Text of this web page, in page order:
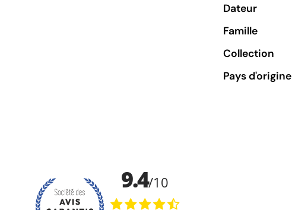
Dateur
Famille
Collection
Pays d'origine